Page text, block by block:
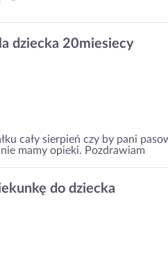
dziecka 20miesiecy
cały sierpień czy by pani
mamy opieki. Pozdrawiam
do dziecka